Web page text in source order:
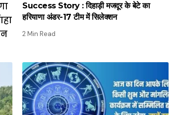
Success Story : दिहाड़ी मजदूर के बेटे का
हरियाणा अंडर-17 टीम में सिलेक्शन
2 Min Read